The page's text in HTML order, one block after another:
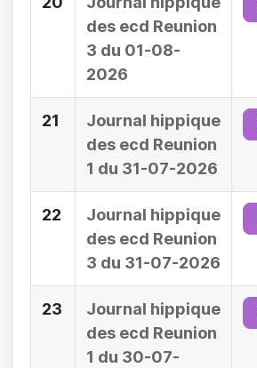
des ecd Reunion
3 du 01-08-
2026
21
Journal hippique
des ecd Reunion
1 du 31-07-2026
22
Journal hippique
des ecd Reunion
3 du 31-07-2026
23
Journal hippique
des ecd Reunion
1 du 30-07-